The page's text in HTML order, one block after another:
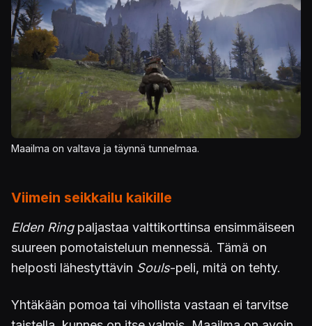
Maailma on valtava ja täynnä tunnelmaa.
Viimein seikkailu kaikille
Elden Ringpaljastaa valttikorttinsa ensimmäiseen
suureen pomotaisteluun mennessä. Tämä on
helposti lähestyttävin Souls-peli, mitä on tehty.
Yhtäkään pomoa tai vihollista vastaan ei tarvitse